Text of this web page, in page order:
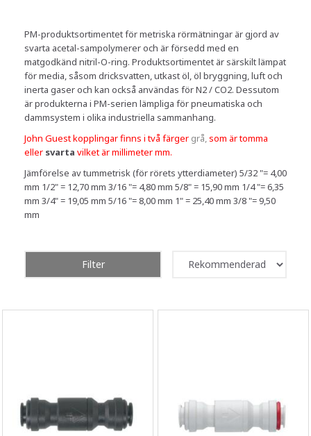
PM-produktsortimentet för metriska rörmätningar är gjord av
svarta acetal-sampolymerer och är försedd med en
matgodkänd nitril-O-ring. Produktsortimentet är särskilt lämpat
för media, såsom dricksvatten, utkast öl, öl bryggning, luft och
inerta gaser och kan också användas för N2 / CO2. Dessutom
är produkterna i PM-serien lämpliga för pneumatiska och
dammsystem i olika industriella sammanhang.
John Guest kopplingar finns i två färger grå,som ärtomma
eller svarta vilket ärmillimeter mm.
Jämförelse av tummetrisk (för rörets ytterdiameter) 5/32 "= 4,00
mm 1/2" = 12,70 mm 3/16 "= 4,80 mm 5/8" = 15,90 mm 1/4 "= 6,35
mm 3/4" = 19,05 mm 5/16 "= 8,00 mm 1" = 25,40 mm 3/8 "= 9,50
mm
Filter